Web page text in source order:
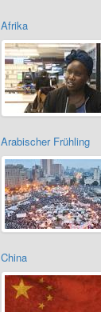
Afrika
Arabischer Frühling
China